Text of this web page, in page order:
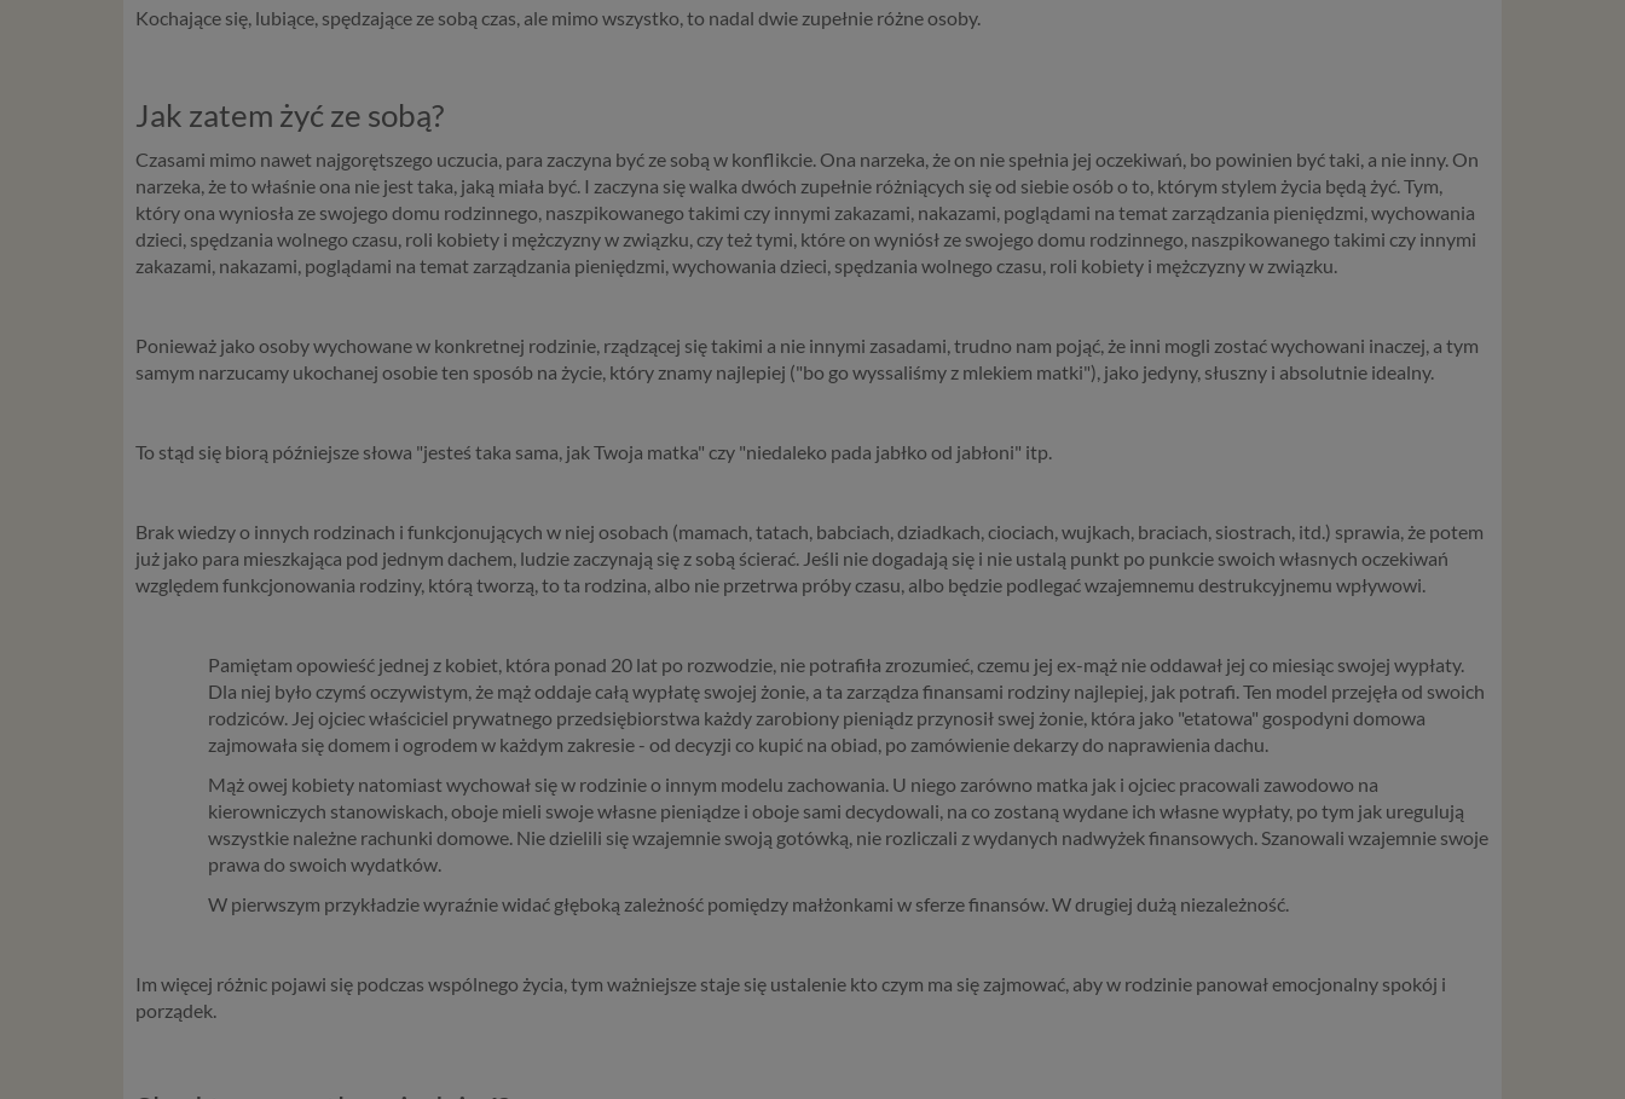
Kochające się, lubiące, spędzające ze sobą czas, ale mimo wszystko, to nadal dwie zupełnie różne osoby.
Jak zatem żyć ze sobą?
Czasami mimo nawet najgorętszego uczucia, para zaczyna być ze sobą w konflikcie. Ona narzeka, że on nie spełnia jej oczekiwań, bo powinien być taki, a nie inny. On
narzeka, że to właśnie ona nie jest taka, jaką miała być. I zaczyna się walka dwóch zupełnie różniących się od siebie osób o to, którym stylem życia będą żyć. Tym,
który ona wyniosła ze swojego domu rodzinnego, naszpikowanego takimi czy innymi zakazami, nakazami, poglądami na temat zarządzania pieniędzmi, wychowania
dzieci, spędzania wolnego czasu, roli kobiety i mężczyzny w związku, czy też tymi, które on wyniósł ze swojego domu rodzinnego, naszpikowanego takimi czy innymi
zakazami, nakazami, poglądami na temat zarządzania pieniędzmi, wychowania dzieci, spędzania wolnego czasu, roli kobiety i mężczyzny w związku.
Ponieważ jako osoby wychowane w konkretnej rodzinie, rządzącej się takimi a nie innymi zasadami, trudno nam pojąć, że inni mogli zostać wychowani inaczej, a tym
samym narzucamy ukochanej osobie ten sposób na życie, który znamy najlepiej ("bo go wyssaliśmy z mlekiem matki"), jako jedyny, słuszny i absolutnie idealny.
To stąd się biorą późniejsze słowa "jesteś taka sama, jak Twoja matka" czy "niedaleko pada jabłko od jabłoni" itp.
Brak wiedzy o innych rodzinach i funkcjonujących w niej osobach (mamach, tatach, babciach, dziadkach, ciociach, wujkach, braciach, siostrach, itd.) sprawia, że potem
już jako para mieszkająca pod jednym dachem, ludzie zaczynają się z sobą ścierać. Jeśli nie dogadają się i nie ustalą punkt po punkcie swoich własnych oczekiwań
względem funkcjonowania rodziny, którą tworzą, to ta rodzina, albo nie przetrwa próby czasu, albo będzie podlegać wzajemnemu destrukcyjnemu wpływowi.
Pamiętam opowieść jednej z kobiet, która ponad 20 lat po rozwodzie, nie potrafiła zrozumieć, czemu jej ex-mąż nie oddawał jej co miesiąc swojej wypłaty.
Dla niej było czymś oczywistym, że mąż oddaje całą wypłatę swojej żonie, a ta zarządza finansami rodziny najlepiej, jak potrafi. Ten model przejęła od swoich
rodziców. Jej ojciec właściciel prywatnego przedsiębiorstwa każdy zarobiony pieniądz przynosił swej żonie, która jako "etatowa" gospodyni domowa
zajmowała się domem i ogrodem w każdym zakresie - od decyzji co kupić na obiad, po zamówienie dekarzy do naprawienia dachu.
Mąż owej kobiety natomiast wychował się w rodzinie o innym modelu zachowania. U niego zarówno matka jak i ojciec pracowali zawodowo na
kierowniczych stanowiskach, oboje mieli swoje własne pieniądze i oboje sami decydowali, na co zostaną wydane ich własne wypłaty, po tym jak uregulują
wszystkie należne rachunki domowe. Nie dzielili się wzajemnie swoją gotówką, nie rozliczali z wydanych nadwyżek finansowych. Szanowali wzajemnie swoje
prawa do swoich wydatków.
W pierwszym przykładzie wyraźnie widać głęboką zależność pomiędzy małżonkami w sferze finansów. W drugiej dużą niezależność.
Im więcej różnic pojawi się podczas wspólnego życia, tym ważniejsze staje się ustalenie kto czym ma się zajmować, aby w rodzinie panował emocjonalny spokój i
porządek.